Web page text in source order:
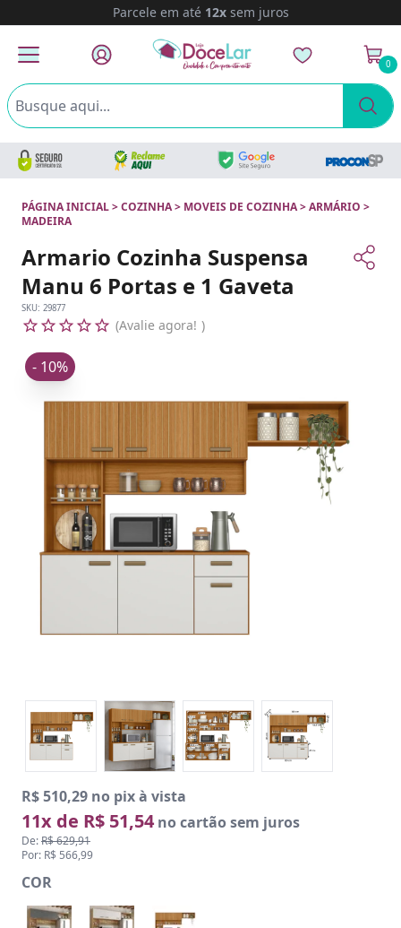
Parcele em até 12xsem juros
0
PÁGINA INICIAL>COZINHA> MOVEIS DE COZINHA>ARMÁRIO >
MADEIRA
Armario Cozinha Suspensa
Manu 6 Portas e 1 Gaveta
SKU: 29877
Avalie agora!
R$ 510,29 no pix à vista
11x de R$ 51,54 no cartão sem juros
De:R$ 629,91
Por: R$ 566,99
- 10%
COR